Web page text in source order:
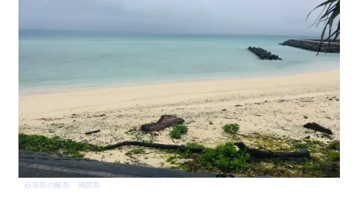
石垣島の離島 鳩間島